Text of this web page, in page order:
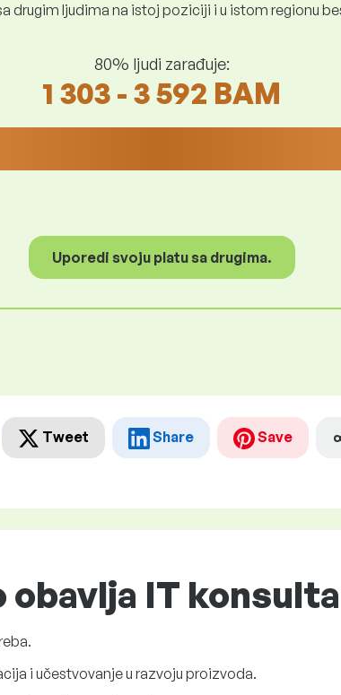
drugim ljudima na istoj poziciji i u istom regionu
80% ljudi zarađuje:
1 303 - 3 592 BAM
Uporedi svoju platu sa drugima.
Tweet Share Save
obavlja IT
i učestvovanje u razvoju proizvoda.